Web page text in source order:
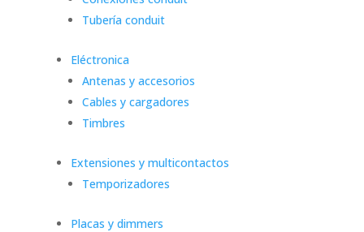
Tubería conduit
Eléctronica
Antenas y accesorios
Cables y cargadores
Timbres
Extensiones y multicontactos
Temporizadores
Placas y dimmers